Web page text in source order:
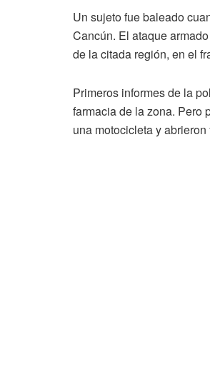
Un sujeto fue baleado
Cancún. El ataque
de la citada región, en el
Primeros informes de la
farmacia de la zona. Pero
una motocicleta y